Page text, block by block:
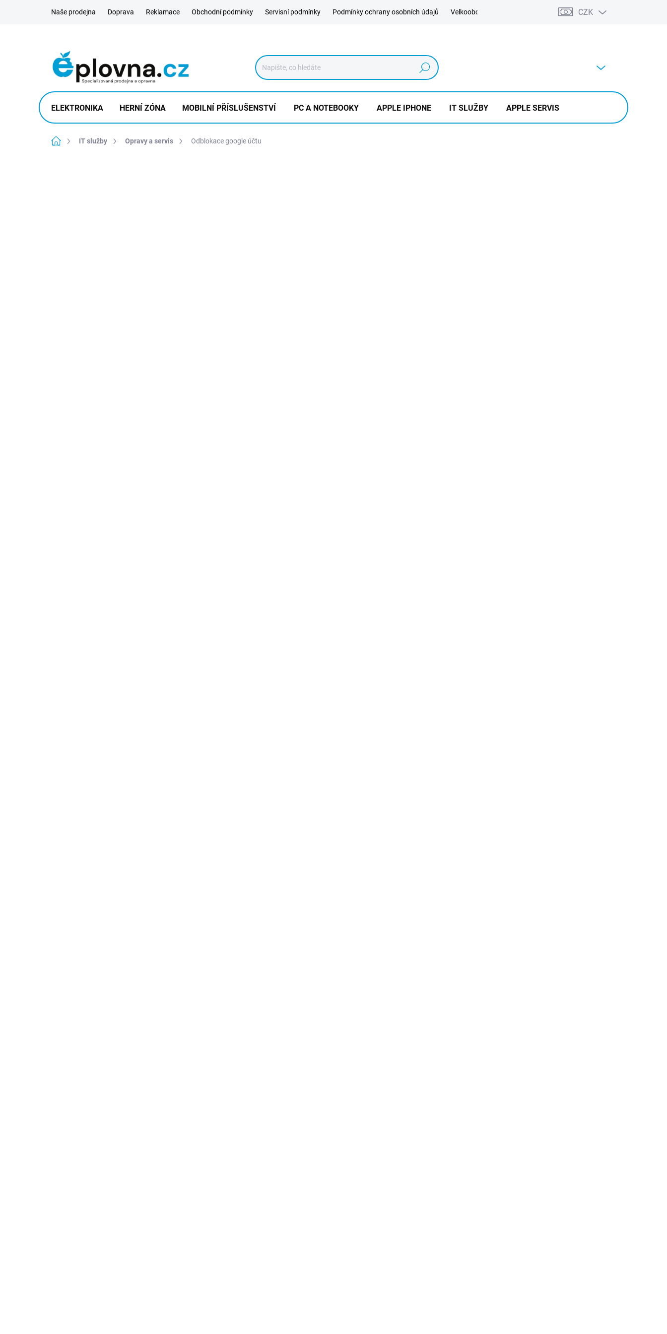
Naše prodejna Doprava Reklamace Obchodní podmínky Servisní podmínky Podmínky ochrany osobních údajů Velkoobchod Výkup CZK
Hledat
ELEKTRONIKA HERNÍ ZÓNA MOBILNÍ PŘÍSLUŠENSTVÍ PC A NOTEBOOKY APPLE IPHONE IT SLUŽBY APPLE SERVIS
Domů IT služby Opravy a servis Odblokace google účtu